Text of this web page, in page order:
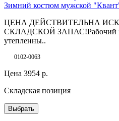
Зимний костюм мужской
ЦЕНА ДЕЙСТВИТЕЛЬНА
СКЛАДСКОЙ ЗАПАС!Рабочий
утепленны..
0102-0063
Цена 3954 р.
Складская позиция
Выбрать